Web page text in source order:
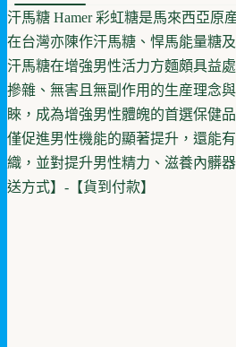
汗馬糖 Hamer 彩虹糖是馬來西亞原
在台灣亦陳作汗馬糖、悍馬能量糖
汗馬糖在增強男性活力方麵頗具益
摻雜、無害且無副作用的生産理念
睞，成為增強男性體魄的首選保健
僅促進男性機能的顯著提升，還能
織，並對提升男性精力、滋養內髒
送方式】-【貨到付款】